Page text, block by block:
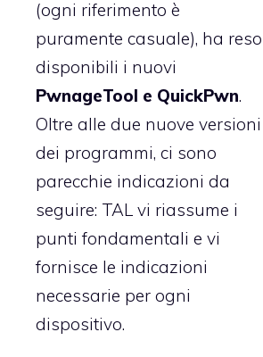
(ogni riferimento è
puramente casuale), ha reso
disponibili i nuovi
PwnageTool e QuickPwn.
Oltre alle due nuove versioni
dei programmi, ci sono
parecchie indicazioni da
seguire: TAL vi riassume i
punti fondamentali e vi
fornisce le indicazioni
necessarie per ogni
dispositivo.